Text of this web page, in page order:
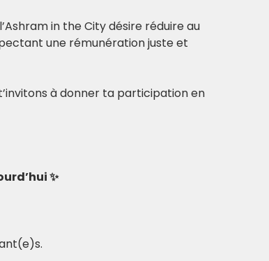
in the City désire réduire au
une rémunération juste et
à donner ta participation en
✨